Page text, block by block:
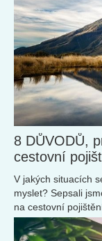
8 DŮVODŮ,
cestovní
V jakých situacích
myslet? Sepsali
na cestovní